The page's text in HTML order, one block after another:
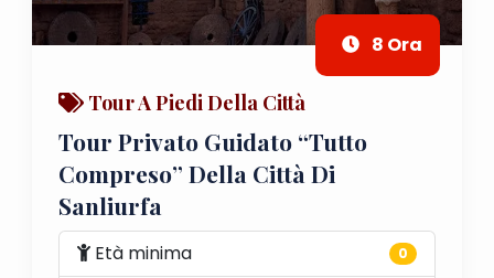
8 Ora
Tour A Piedi Della Città
Tour Privato Guidato “tutto
Compreso” Della Città Di
Sanliurfa
Età minima 0